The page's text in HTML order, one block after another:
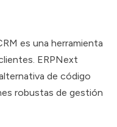
es una herramienta
ERPNext
de código
robustas de gestión